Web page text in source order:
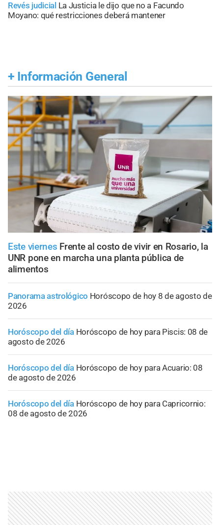
Revés judicial La Justicia le dijo que no a Facundo
Moyano: qué restricciones deberá mantener
+ Información General
Este viernes Frente al costo de vivir en Rosario, la
UNR pone en marcha una planta pública de
alimentos
Panorama astrológico Horóscopo de hoy 8 de agosto de
2026
Horóscopo del día Horóscopo de hoy para Piscis: 08 de
agosto de 2026
Horóscopo del día Horóscopo de hoy para Acuario: 08
de agosto de 2026
Horóscopo del día Horóscopo de hoy para Capricornio:
08 de agosto de 2026